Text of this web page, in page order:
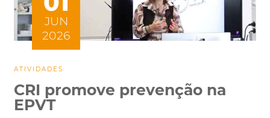
JUN
2026
ATIVIDADES
CRI promove prevenção na
EPVT